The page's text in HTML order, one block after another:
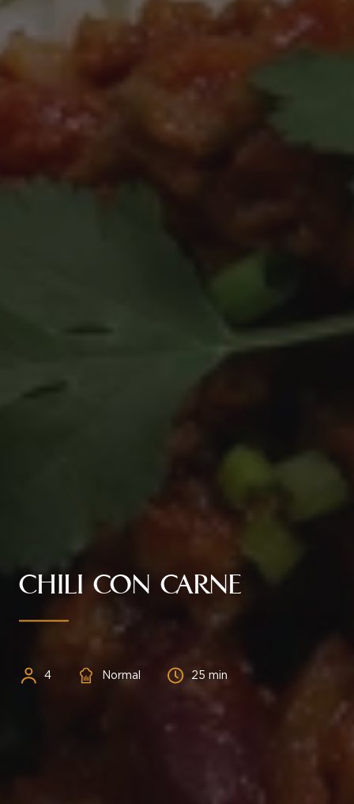
CHILI CON CARNE
Personnes
4 Difficulté
Normal Temps25 min